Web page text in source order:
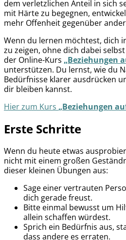
dem verletzlichen Anteil in sich
mit Härte zu begegnen,
mehr Offenheit gegenüber
Wenn du lernen möchtest, dich
zu zeigen, ohne dich dabei
der Online-Kurs „Beziehungen
unterstützen. Du lernst, wie du
Bedürfnisse klarer ausdrücken
dir bleiben kannst.
Hier zum Kurs „Beziehungen
Erste Schritte
Wenn du heute etwas
nicht mit einem großen
dieser kleinen Übungen aus:
Sage einer vertrauten
dich gerade freust.
Bitte einmal bewusst um
allein schaffen würdest.
Sprich ein Bedürfnis aus,
dass andere es erraten.